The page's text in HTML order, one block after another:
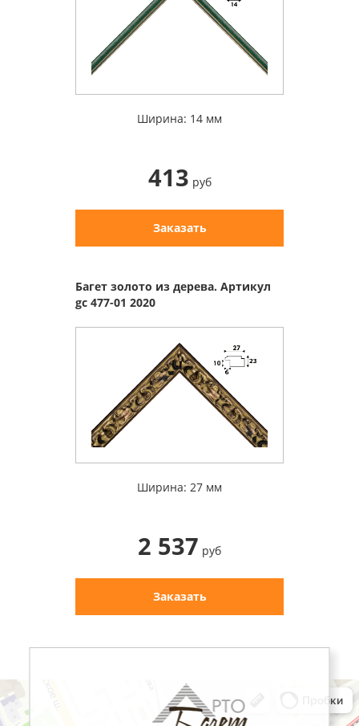
Ширина: 14 мм
413 руб
Заказать
Багет золото из дерева. Артикул
gc 477-01 2020
Ширина: 27 мм
2 537 руб
Заказать